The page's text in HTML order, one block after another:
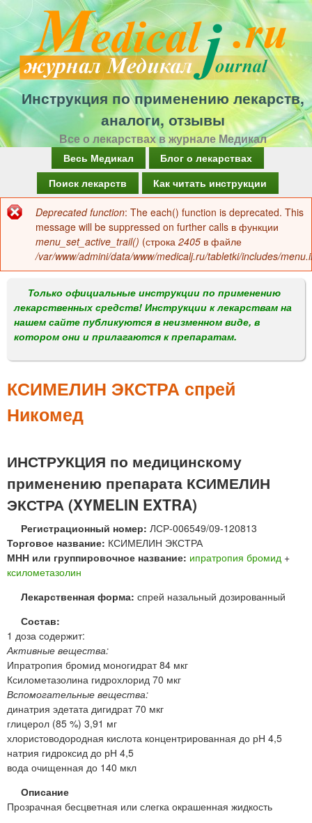
Перейти
к
основному
содержанию
Инструкция по применению лекарств,
аналоги, отзывы
Все о лекарствах в журнале Медикал
а
в
о
м
е
н
Весь Медикал
Блог о лекарствах
Поиск лекарств
Как читать инструкции
Сообщение
об
ошибке
Deprecated function: The each() function is deprecated. This
message will be suppressed on further calls в функции
menu_set_active_trail() (строка 2405 в файле
/var/www/admini/data/www/medicalj.ru/tabletki/includes/
Только официальные инструкции по применению
лекарственных средств! Инструкции к лекарствам на
нашем сайте публикуются в неизменном виде, в
котором они и прилагаются к препаратам.
КСИМЕЛИН ЭКСТРА спрей
Никомед
ИНСТРУКЦИЯ по медицинскому
применению препарата КСИМЕЛИН
ЭКСТРА (XYMELIN EXTRA)
Регистрационный номер: ЛСР-006549/09-120813
Торговое название: КСИМЕЛИН ЭКСТРА
МНН или группировочное название: ипратропия бромид +
ксилометазолин
Лекарственная форма: спрей назальный дозированный
Состав:
1 доза содержит:
Активные вещества:
Ипратропия бромид моногидрат 84 мкг
Ксилометазолина гидрохлорид 70 мкг
Вспомогательные вещества:
динатрия эдетата дигидрат 70 мкг
глицерол (85 %) 3,91 мг
хлористоводородная кислота концентрированная до рН 4,5
натрия гидроксид до рН 4,5
вода очищенная до 140 мкл
Описание
Прозрачная бесцветная или слегка окрашенная жидкость